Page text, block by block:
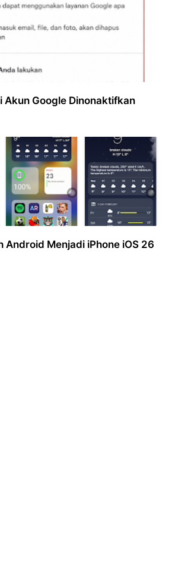
Akun Google Dinonaktifkan
Android Menjadi iPhone iOS 26